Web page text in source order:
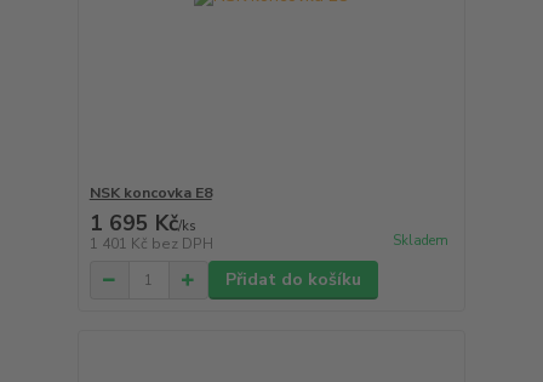
NSK koncovka E8
1 695 Kč/ks
1 401 Kč bez DPH Skladem
Přidat do košíku